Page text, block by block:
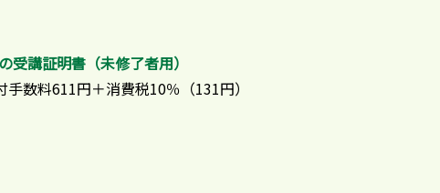
講証明書（未修了者用）
数料611円＋消費税10％（131円）